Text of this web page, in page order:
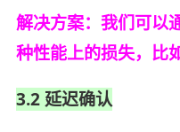
解决方案：我们可以
种性能上的损失，比
3.2 延迟确认